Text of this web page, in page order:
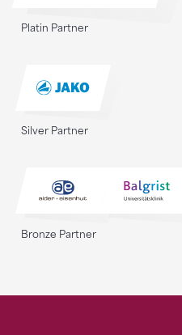
Platin Partner
Silver Partner
Bronze Partner